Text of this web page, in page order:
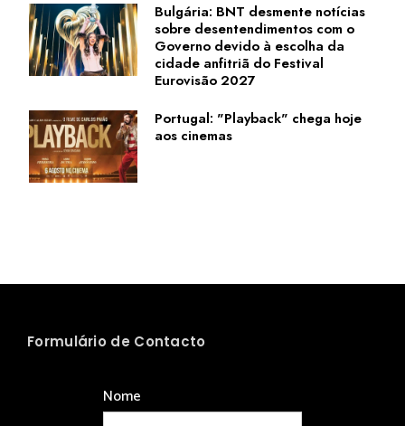
Bulgária: BNT desmente notícias
sobre desentendimentos com o
Governo devido à escolha da
cidade anfitriã do Festival
Eurovisão 2027
Portugal: "Playback" chega hoje
aos cinemas
Formulário de Contacto
Nome